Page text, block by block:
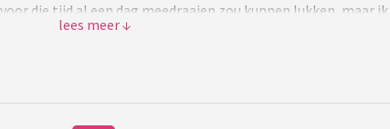
die tijd al een dag meedraaien zou kunnen lukken, maar ik
wordt? Als het maar 1 dagje is en het zou niet bevallen, doen
proefdagje begint? Wat is gebruikelijk?